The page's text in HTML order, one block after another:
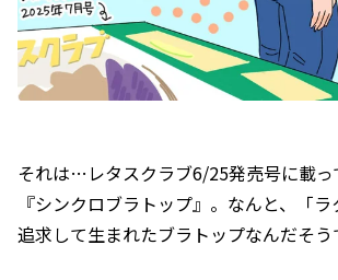
それは…レタスクラブ6/25発売号に載っ
『シンクロブラトップ』。なんと、「
追求して生まれたブラトップなんだそう